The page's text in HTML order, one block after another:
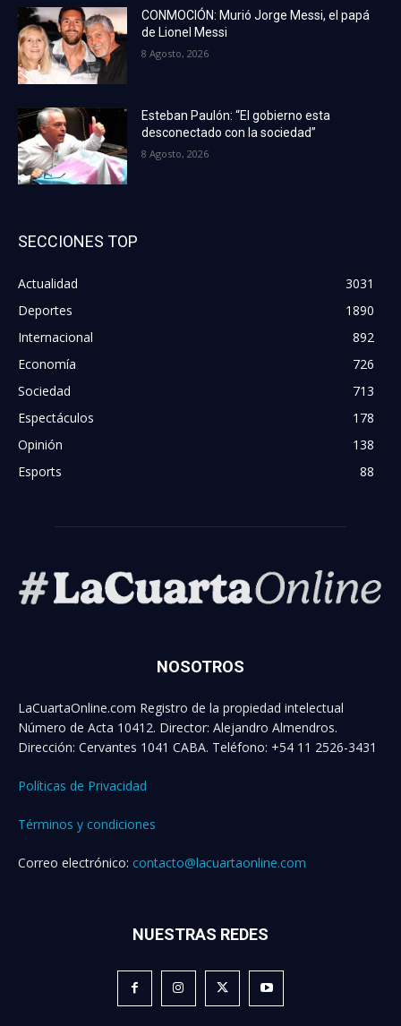
CONMOCIÓN: Murió Jorge Messi, el papá
de Lionel Messi
8 Agosto, 2026
Esteban Paulón: “El gobierno esta
desconectado con la sociedad”
8 Agosto, 2026
SECCIONES TOP
Actualidad
3031
Deportes
1890
Internacional
892
Economía
726
Sociedad
713
Espectáculos
178
Opinión
138
Esports
88
NOSOTROS
LaCuartaOnline.com Registro de la propiedad intelectual
Número de Acta 10412. Director: Alejandro Almendros.
Dirección: Cervantes 1041 CABA. Teléfono: +54 11 2526-3431
Políticas de Privacidad
Términos y condiciones
Correo electrónico: contacto@lacuartaonline.com
NUESTRAS REDES